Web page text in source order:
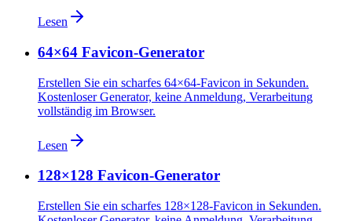
Lesen
64×64 Favicon-Generator
Erstellen Sie ein scharfes 64×64-Favicon in Sekunden.
Kostenloser Generator, keine Anmeldung, Verarbeitung
vollständig im Browser.
Lesen
128×128 Favicon-Generator
Erstellen Sie ein scharfes 128×128-Favicon in Sekunden.